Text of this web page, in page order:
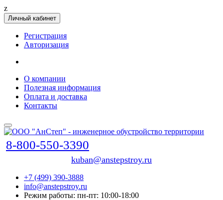
z
Личный кабинет
Регистрация
Авторизация
О компании
Полезная информация
Оплата и доставка
Контакты
8-800-550-3390
kuban@anstepstroy.ru
+7 (499) 390-3888
info@anstepstroy.ru
Режим работы: пн-пт: 10:00-18:00